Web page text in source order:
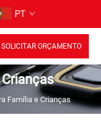
PT
SOLICITAR ORÇAMENTO
Família e Crianças